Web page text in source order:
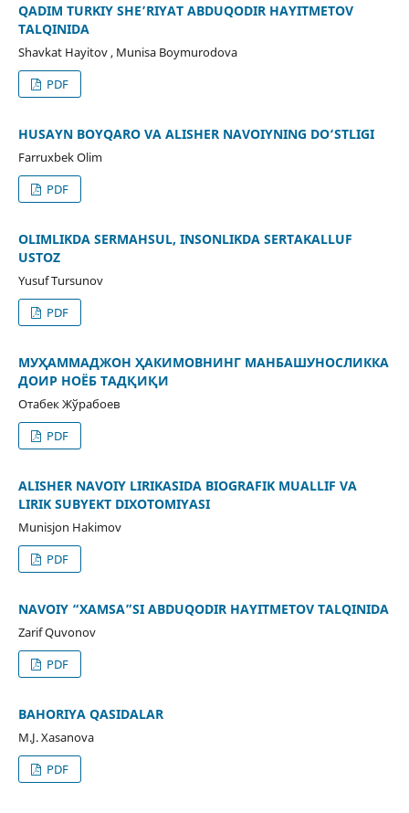
QADIM TURKIY SHE’RIYAT ABDUQODIR HAYITMETOV
TALQINIDA
Shavkat Hayitov , Munisa Boymurodova
PDF
HUSAYN BOYQARO VA ALISHER NAVOIYNING DO‘STLIGI
Farruxbek Olim
PDF
OLIMLIKDA SERMAHSUL, INSONLIKDA SERTAKALLUF
USTOZ
Yusuf Tursunov
PDF
МУҲАММАДЖОН ҲАКИМОВНИНГ МАНБАШУНОСЛИККА
ДОИР НОЁБ ТАДҚИҚИ
Отабек Жўрабоев
PDF
ALISHЕR NAVOIY LIRIKASIDA BIOGRAFIK MUALLIF VA
LIRIK SUBYEKT DIXOTOMIYASI
Munisjon Hakimov
PDF
NAVOIY “XAMSA”SI ABDUQODIR HAYITMETOV TALQINIDA
Zarif Quvonov
PDF
BAHORIYA QASIDALAR
M.J. Xasanova
PDF